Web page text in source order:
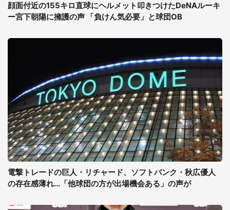
顔面付近の155キロ直球にヘルメット叩きつけたDeNAルーキ
ー宮下朝陽に擁護の声 「負けん気必要」と球団OB
電撃トレードの巨人・リチャード、ソフトバンク・秋広優人
の存在感薄れ...「他球団の方が出場機会ある」の声が